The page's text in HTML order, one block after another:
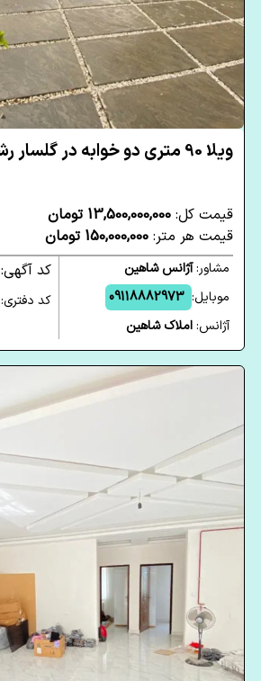
ویلا 90 متری دو خوابه در گلسار رشت
قیمت کل: 13,500,000,000 تومان
قیمت هر متر: 150,000,000 تومان
مشاور:آژانس شاهین
موبایل: 09118882973
آژانس:املاک شاهین
کد آگهی:
کد دفتری: